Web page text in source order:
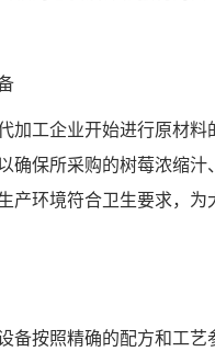
加工企业开始进行原材
确保所采购的树莓浓缩
产环境符合卫生要求，为
备按照精确的配方和工